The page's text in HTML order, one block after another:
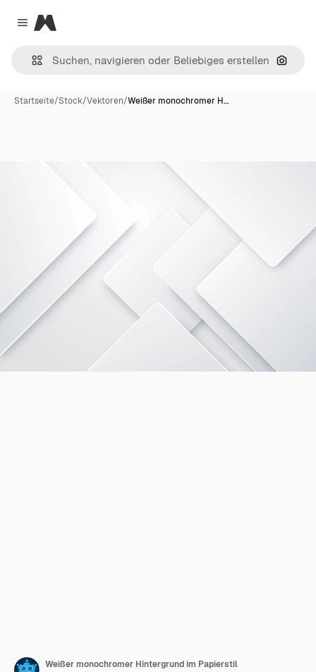
Close menu
Magnific
Nach
Startseite/Stock/Vektoren/Weißer monochromer H…
Weißer monochromer Hintergrund im Papierstil